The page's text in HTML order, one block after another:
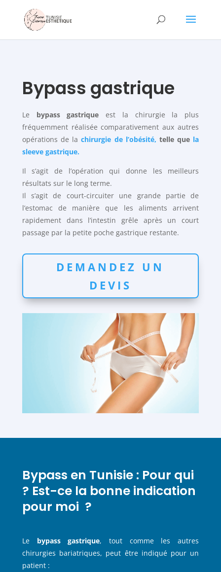
Bypass gastrique
Le bypass gastrique est la chirurgie la plus
fréquemment réalisée comparativement aux autres
opérations de lachirurgie de l’obésité, telle que la
sleeve gastrique.
Il s’agit de l’opération qui donne les meilleurs
résultats sur le long terme.
Il s’agit de court-circuiter une grande partie de
l’estomac de manière que les aliments arrivent
rapidement dans l’intestin grêle après un court
passage par la petite poche gastrique restante.
DEMANDEZ UN
DEVIS
Bypass en Tunisie : Pour qui
? Est-ce la bonne indication
pour moi ?
Le bypass gastrique, tout comme les autres
chirurgies bariatriques, peut être indiqué pour un
patient :